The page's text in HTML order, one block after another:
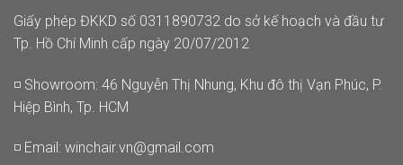
Giấy phép ĐKKD số 0311890732 do sở kế hoạch và đầu tư
Tp. Hồ Chí Minh cấp ngày 20/07/2012
◽ Showroom: 46 Nguyễn Thị Nhung, Khu đô thị Vạn Phúc, P.
Hiệp Bình, Tp. HCM
◽ Email: winchair.vn@gmail.com